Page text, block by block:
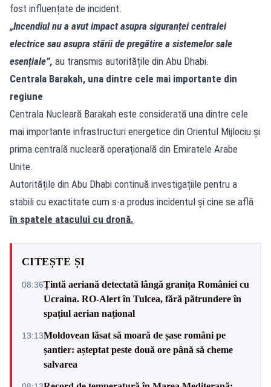
fost influențate de incident.
„Incendiul nu a avut impact asupra siguranței centralei
electrice sau asupra stării de pregătire a sistemelor sale
esențiale”, au transmis autoritățile din Abu Dhabi.
Centrala Barakah, una dintre cele mai importante din
regiune
Centrala Nucleară Barakah este considerată una dintre cele
mai importante infrastructuri energetice din Orientul Mijlociu și
prima centrală nucleară operațională din Emiratele Arabe
Unite.
Autoritățile din Abu Dhabi continuă investigațiile pentru a
stabili cu exactitate cum s-a produs incidentul și cine se află
în spatele atacului cu dronă.
CITEȘTE ȘI
08:36Țintă aeriană detectată lângă granița României cu
Ucraina. RO-Alert în Tulcea, fără pătrundere în
spațiul aerian național
13:13Moldovean lăsat să moară de șase români pe
șantier: așteptat peste două ore până să cheme
salvarea